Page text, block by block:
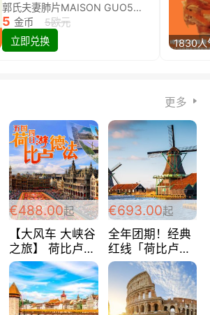
郭氏夫妻肺片MAISON GUO5欧代金券限量兑换啦！
5 金币
5欧元
立即兑换
1830人
更多
€488.00起
【大风车 大峡谷
之旅】 荷比卢德
法 巴黎上下 经
典五国四日游
488欧/人
€693.00起
全年团期！经典
红线「荷比卢德
法」七天循环 五
国 仅售99欧/人/
天！巴黎上下！
包拼房~